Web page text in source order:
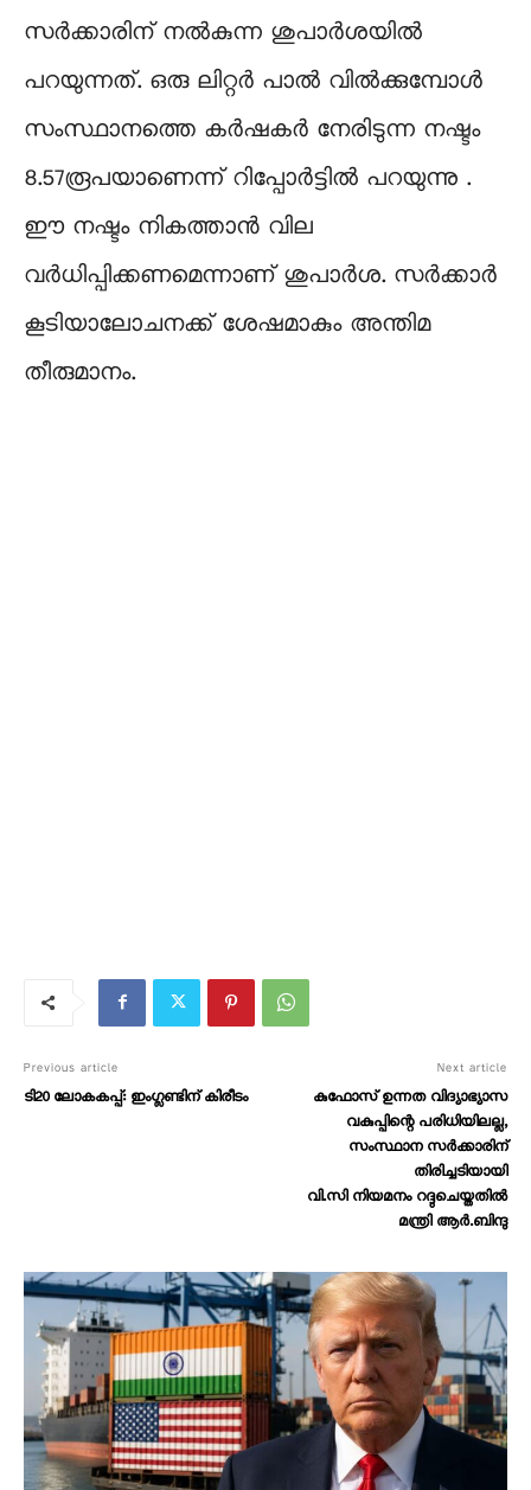
സർക്കാരിന് നൽകുന്ന ശുപാർശയിൽ
പറയുന്നത്. ഒരു ലിറ്റര്‍ പാല്‍ വില്‍ക്കുമ്പോള്‍
സംസ്ഥാനത്തെ കര്‍ഷകര്‍ നേരിടുന്ന നഷ്ടം
8.57രൂപയാണെന്ന് റിപ്പോര്‍ട്ടില്‍ പറയുന്നു .
ഈ നഷ്ടം നികത്താന്‍ വില
വര്‍ധിപ്പിക്കണമെന്നാണ് ശുപാര്‍ശ. സർക്കാർ
കൂടിയാലോചനക്ക് ശേഷമാകും അന്തിമ
തീരുമാനം.
Previous article
ടി20 ലോകകപ്പ്: ഇംഗ്ലണ്ടിന് കിരീടം
Next article
കുഫോസ് ഉന്നത വിദ്യാഭ്യാസ
വകുപ്പിന്റെ പരിധിയിലല്ല,
സംസ്ഥാന സര്‍ക്കാരിന്
തിരിച്ചടിയായി
വി.സി നിയമനം റദ്ദുചെയ്തതില്‍
മന്ത്രി ആര്‍.ബിന്ദു